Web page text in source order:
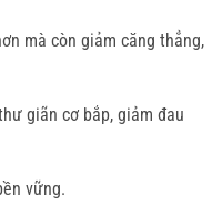
mà còn giảm căng thẳng,
giãn cơ bắp, giảm đau
vững.